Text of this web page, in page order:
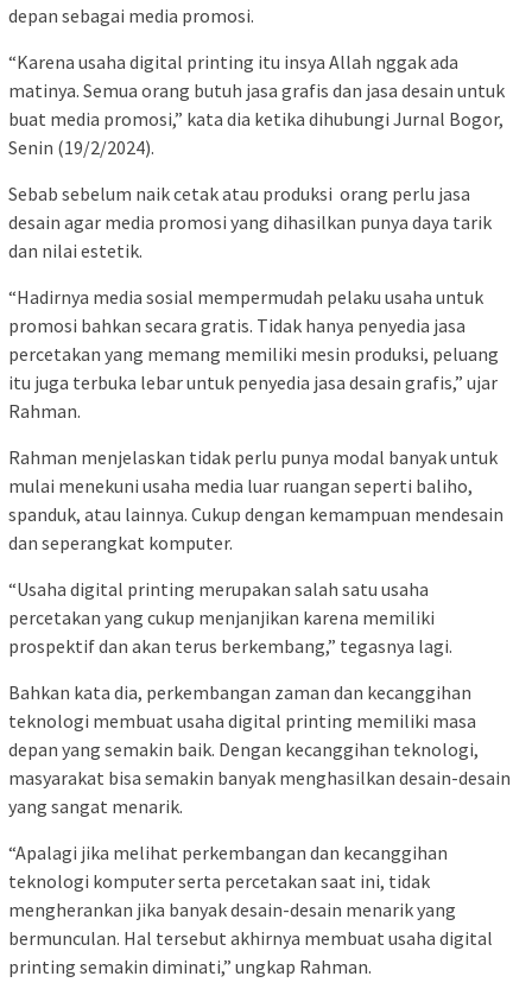
depan sebagai media promosi.
“Karena usaha digital printing itu insya Allah nggak ada
matinya. Semua orang butuh jasa grafis dan jasa desain untuk
buat media promosi,” kata dia ketika dihubungi Jurnal Bogor,
Senin (19/2/2024).
Sebab sebelum naik cetak atau produksi orang perlu jasa
desain agar media promosi yang dihasilkan punya daya tarik
dan nilai estetik.
“Hadirnya media sosial mempermudah pelaku usaha untuk
promosi bahkan secara gratis. Tidak hanya penyedia jasa
percetakan yang memang memiliki mesin produksi, peluang
itu juga terbuka lebar untuk penyedia jasa desain grafis,” ujar
Rahman.
Rahman menjelaskan tidak perlu punya modal banyak untuk
mulai menekuni usaha media luar ruangan seperti baliho,
spanduk, atau lainnya. Cukup dengan kemampuan mendesain
dan seperangkat komputer.
“Usaha digital printing merupakan salah satu usaha
percetakan yang cukup menjanjikan karena memiliki
prospektif dan akan terus berkembang,” tegasnya lagi.
Bahkan kata dia, perkembangan zaman dan kecanggihan
teknologi membuat usaha digital printing memiliki masa
depan yang semakin baik. Dengan kecanggihan teknologi,
masyarakat bisa semakin banyak menghasilkan desain-desain
yang sangat menarik.
“Apalagi jika melihat perkembangan dan kecanggihan
teknologi komputer serta percetakan saat ini, tidak
mengherankan jika banyak desain-desain menarik yang
bermunculan. Hal tersebut akhirnya membuat usaha digital
printing semakin diminati,” ungkap Rahman.